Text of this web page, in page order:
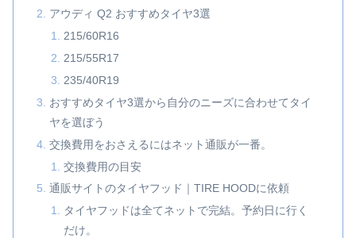
アウディ Q2 おすすめタイヤ3選
215/60R16
215/55R17
235/40R19
おすすめタイヤ3選から自分のニーズに合わせてタイ
ヤを選ぼう
交換費用をおさえるにはネット通販が一番。
交換費用の目安
通販サイトのタイヤフッド｜TIRE HOODに依頼
タイヤフッドは全てネットで完結。予約日に行く
だけ。